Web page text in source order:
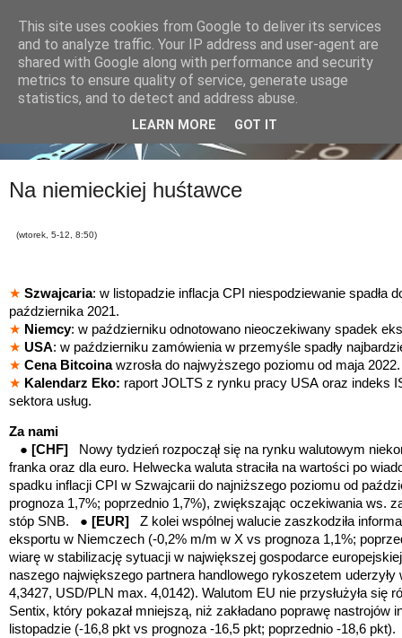
Na niemieckiej huśtawce
(wtorek, 5-12, 8:50)
★ Szwajcaria: w listopadzie inflacja CPI niespodziewanie spadła
października 2021.
★ Niemcy: w październiku odnotowano nieoczekiwany spadek
★ USA: w październiku zamówienia w przemyśle spadły
★ Cena Bitcoinawzrosła do najwyższego poziomu od maja 2022.
★ Kalendarz Eko: raport JOLTS z rynku pracy USA oraz indeks
sektora usług.
Za nami
● [CHF]
Nowy tydzień rozpoczął się na rynku walutowym
franka oraz dla euro. Helwecka waluta straciła na wartości po
spadku inflacji CPI w Szwajcarii do najniższego poziomu od
prognoza 1,7%; poprzednio 1,7%), zwiększając oczekiwania ws.
stóp SNB. ● [EUR] Z kolei wspólnej walucie zaszkodziła
eksportu w Niemczech (-0,2% m/m w X vs prognoza 1,1%;
wiarę w stabilizację sytuacji w największej gospodarce
naszego największego partnera handlowego rykoszetem uderzyły
4,3427, USD/PLN max. 4,0142). Walutom EU nie przysłużyła się
Sentix, który pokazał mniejszą, niż zakładano poprawę nastrojów
listopadzie (-16,8 pkt vs prognoza -16,5 pkt; poprzednio -18,6
This site uses cookies from Google to deliver its services
and to analyze traffic. Your IP address and user-agent are
shared with Google along with performance and security
metrics to ensure quality of service, generate usage
statistics, and to detect and address abuse.
LEARN MORE GOT IT